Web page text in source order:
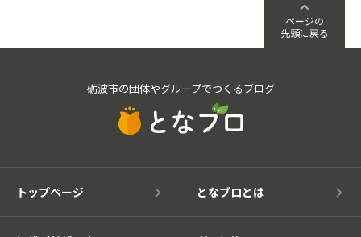
ページの
先頭に戻る
砺波市の団体やグループでつくるブログ
トップページ となブロとは